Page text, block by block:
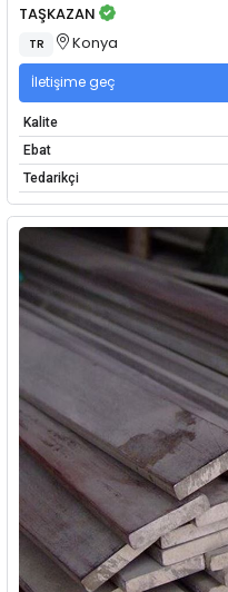
TAŞKAZAN
TR Konya
İletişime geç
Kalite
Ebat
Tedarikçi